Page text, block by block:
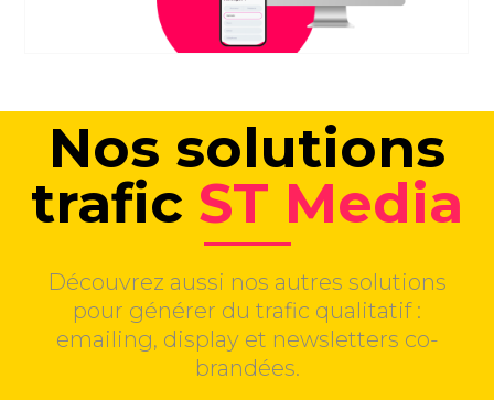
Nos solutions
trafic ST Media
Découvrez aussi nos autres solutions
pour générer du trafic qualitatif :
emailing, display et newsletters co-
brandées.